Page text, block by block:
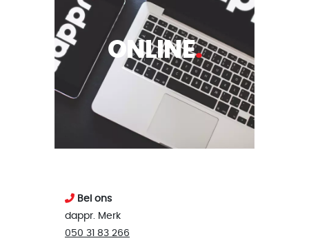
ONLINE.
Bel ons
dappr. Merk
050 31 83 266